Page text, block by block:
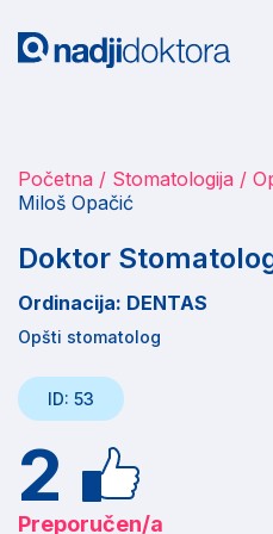
Početna Stomatologija
Miloš Opačić
Doktor
Ordinacija: DENTAS
Opšti stomatolog
ID: 53
2
Preporučen/a